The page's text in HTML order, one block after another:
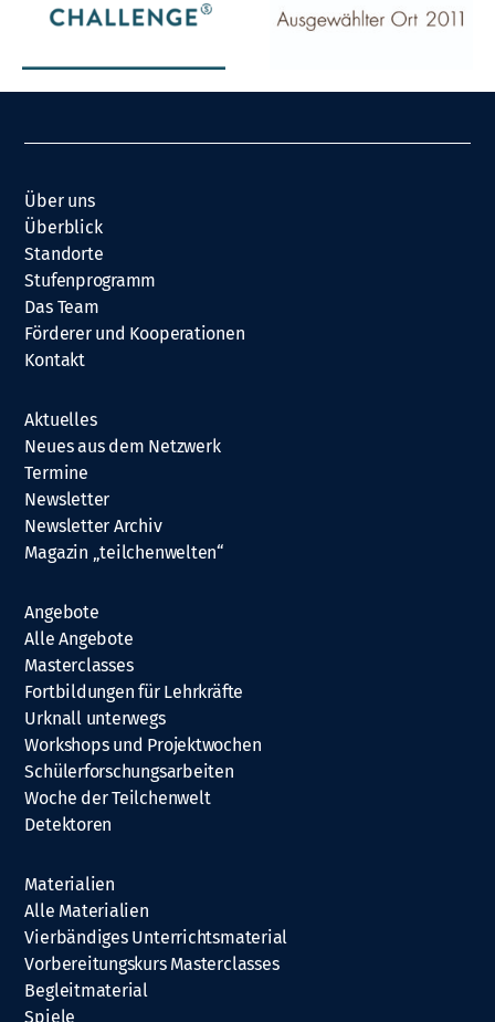
Über uns
Überblick
Standorte
Stufenprogramm
Das Team
Förderer und Kooperationen
Kontakt
Aktuelles
Neues aus dem Netzwerk
Termine
Newsletter
Newsletter Archiv
Magazin „teilchenwelten“
Angebote
Alle Angebote
Masterclasses
Fortbildungen für Lehrkräfte
Urknall unterwegs
Workshops und Projektwochen
Schülerforschungsarbeiten
Woche der Teilchenwelt
Detektoren
Materialien
Alle Materialien
Vierbändiges Unterrichtsmaterial
Vorbereitungskurs Masterclasses
Begleitmaterial
Spiele